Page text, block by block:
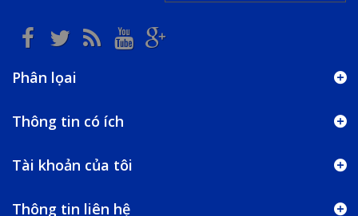
Phân lọai
Thông tin có ích
Tài khoản của tôi
Thông tin liên hệ